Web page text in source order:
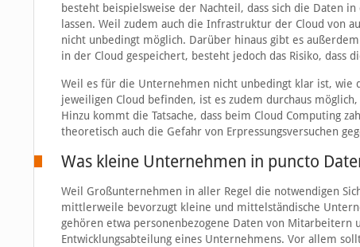
besteht beispielsweise der Nachteil, dass sich die Daten
lassen. Weil zudem auch die Infrastruktur der Cloud von
nicht unbedingt möglich. Darüber hinaus gibt es
in der Cloud gespeichert, besteht jedoch das Risiko, dass
Weil es für die Unternehmen nicht unbedingt klar ist, wie
jeweiligen Cloud befinden, ist es zudem durchaus
Hinzu kommt die Tatsache, dass beim Cloud Computing
theoretisch auch die Gefahr von Erpressungsversuchen
Was kleine Unternehmen in puncto
Weil Großunternehmen in aller Regel die notwendigen
mittlerweile bevorzugt kleine und mittelständische
gehören etwa personenbezogene Daten von Mitarbeitern
Entwicklungsabteilung eines Unternehmens. Vor allem